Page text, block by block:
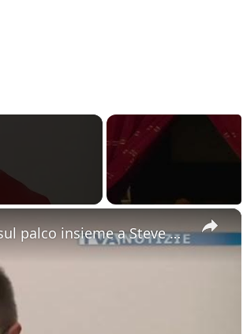
×
Adrano. Claudio Giambrone: “Le mie emozioni sul palco insieme a Steve Aoki”